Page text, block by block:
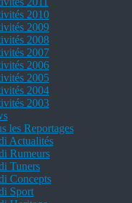
2010
2009
2008
2007
2006
2005
2004
2003
les Reportages
Actualités
Rumeurs
Tuners
Concepts
Sport